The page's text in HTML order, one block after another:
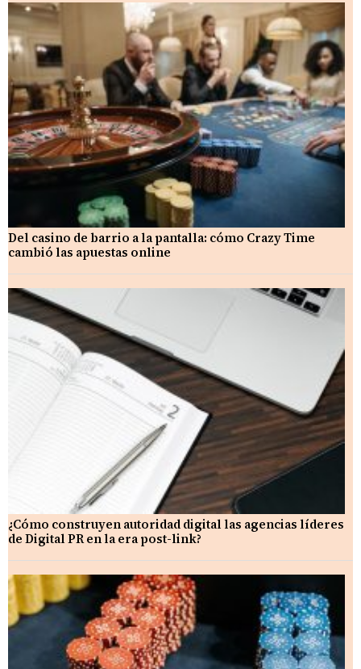
Del casino de barrio a la pantalla: cómo Crazy Time
cambió las apuestas online
¿Cómo construyen autoridad digital las agencias líderes
de Digital PR en la era post-link?